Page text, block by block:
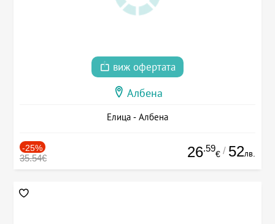
виж офертата
Албена
Елица - Албена
-25%
35.54€ 26.59
€ / 52лв.